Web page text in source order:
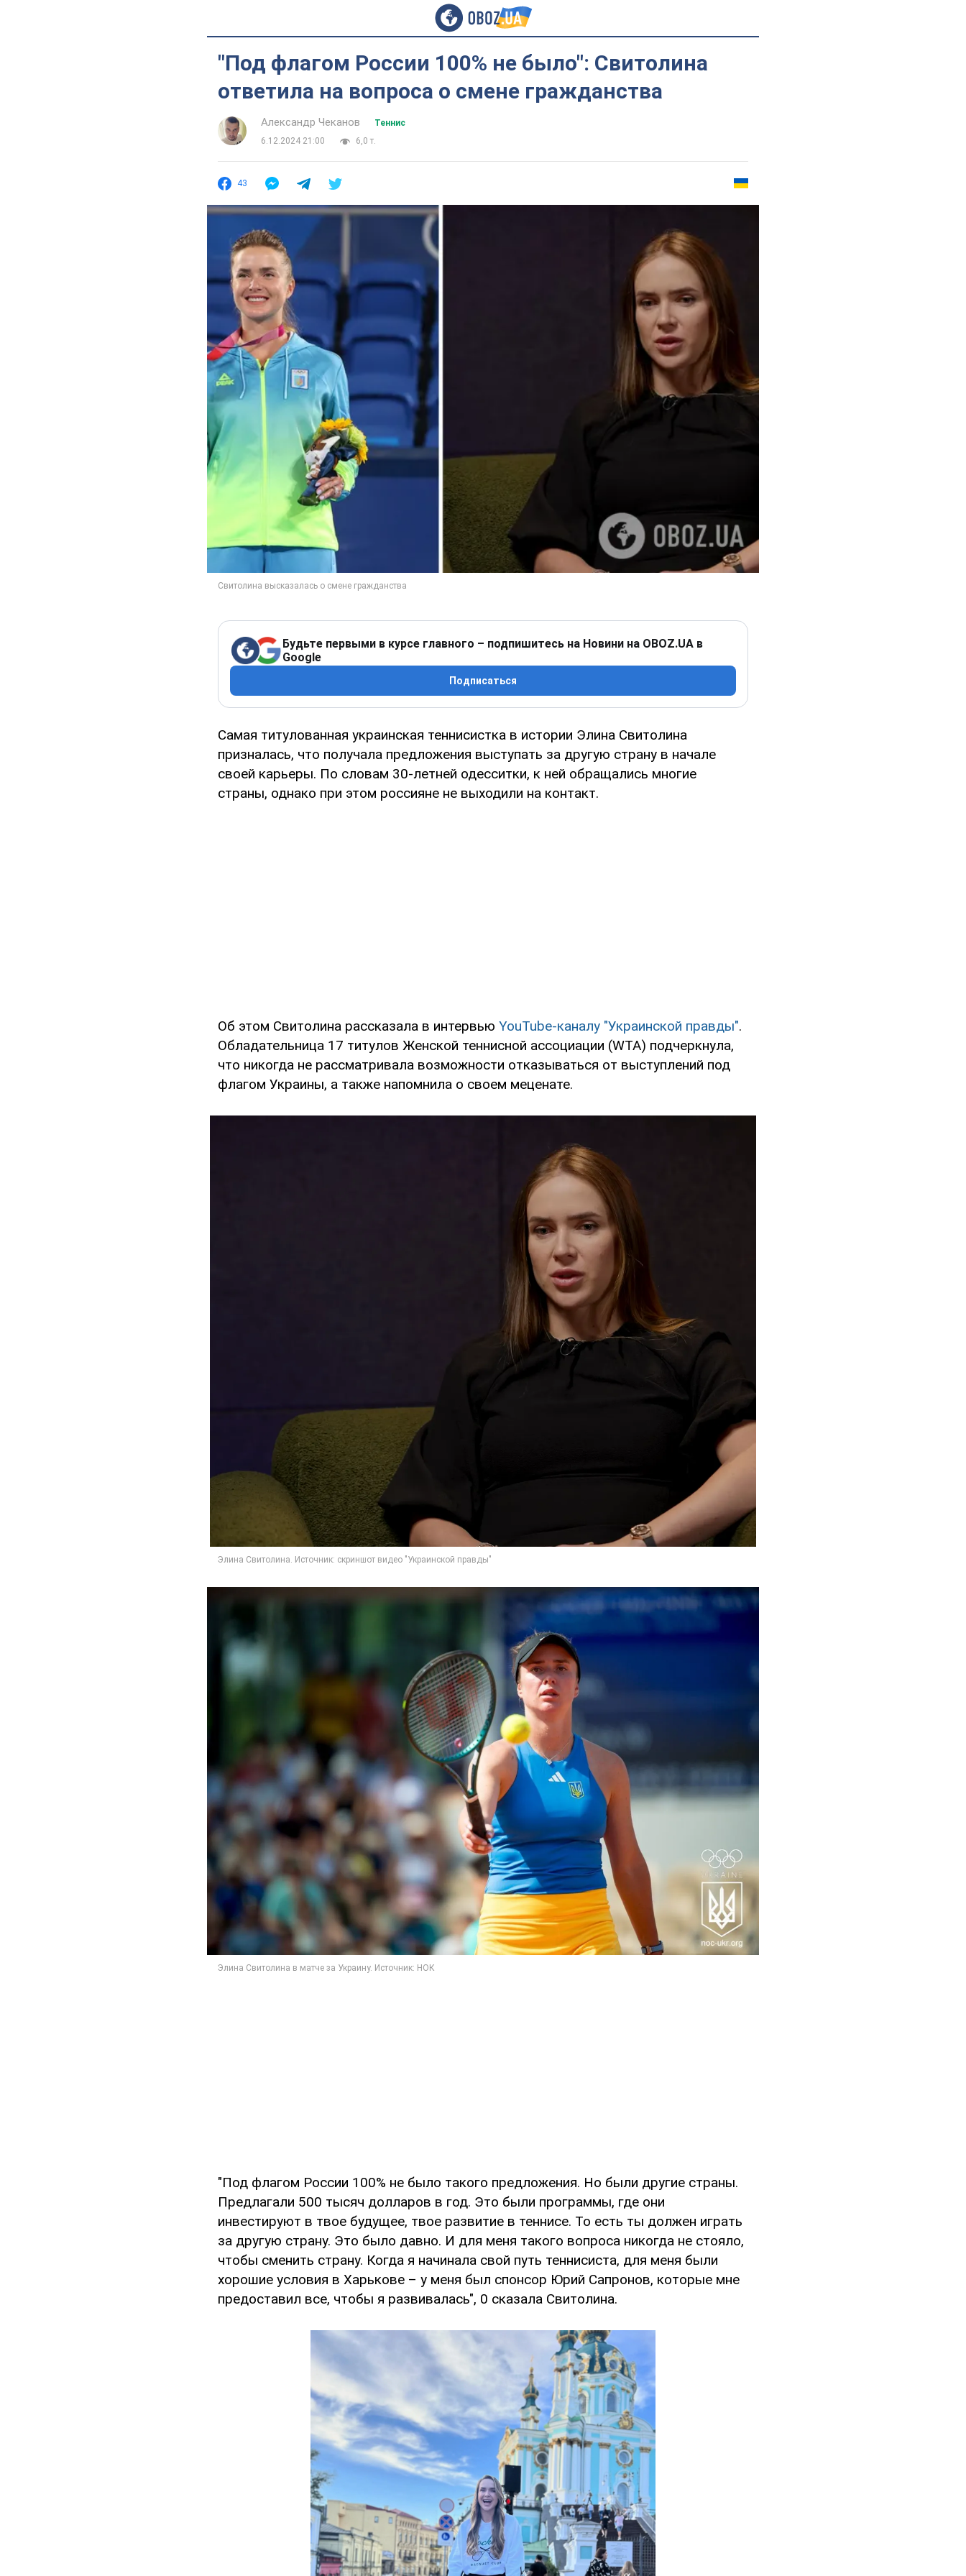
"Под флагом России 100% не было": Свитолина
ответила на вопроса о смене гражданства
Александр Чеканов
Теннис
6.12.2024 21:00
6,0 т.
43
Будьте первыми в курсе главного – подпишитесь на Новини на OBOZ.UA в
Google
Подписаться
Самая титулованная украинская теннисистка в истории Элина Свитолина
призналась, что получала предложения выступать за другую страну в начале
своей карьеры. По словам 30-летней одесситки, к ней обращались многие
страны, однако при этом россияне не выходили на контакт.
Об этом Свитолина рассказала в интервью YouTube-каналу "Украинской правды".
Обладательница 17 титулов Женской теннисной ассоциации (WTA) подчеркнула,
что никогда не рассматривала возможности отказываться от выступлений под
флагом Украины, а также напомнила о своем меценате.
"Под флагом России 100% не было такого предложения. Но были другие страны.
Предлагали 500 тысяч долларов в год. Это были программы, где они
инвестируют в твое будущее, твое развитие в теннисе. То есть ты должен играть
за другую страну. Это было давно. И для меня такого вопроса никогда не стояло,
чтобы сменить страну. Когда я начинала свой путь теннисиста, для меня были
хорошие условия в Харькове – у меня был спонсор Юрий Сапронов, которые мне
предоставил все, чтобы я развивалась", 0 сказала Свитолина.